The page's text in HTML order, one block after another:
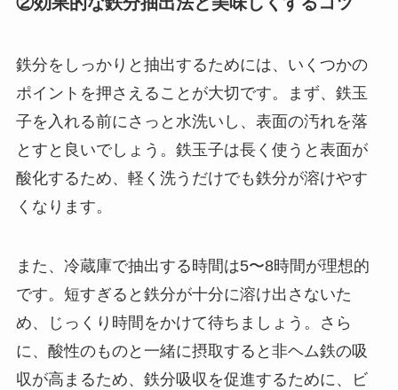
鉄分をしっかりと抽出するためには、いくつかの
ポイントを押さえることが大切です。まず、鉄玉
子を入れる前にさっと水洗いし、表面の汚れを落
とすと良いでしょう。鉄玉子は長く使うと表面が
酸化するため、軽く洗うだけでも鉄分が溶けやす
くなります。
また、冷蔵庫で抽出する時間は5〜8時間が理想的
です。短すぎると鉄分が十分に溶け出さないた
め、じっくり時間をかけて待ちましょう。さら
に、酸性のものと一緒に摂取すると非ヘム鉄の吸
収が高まるため、鉄分吸収を促進するために、ビ